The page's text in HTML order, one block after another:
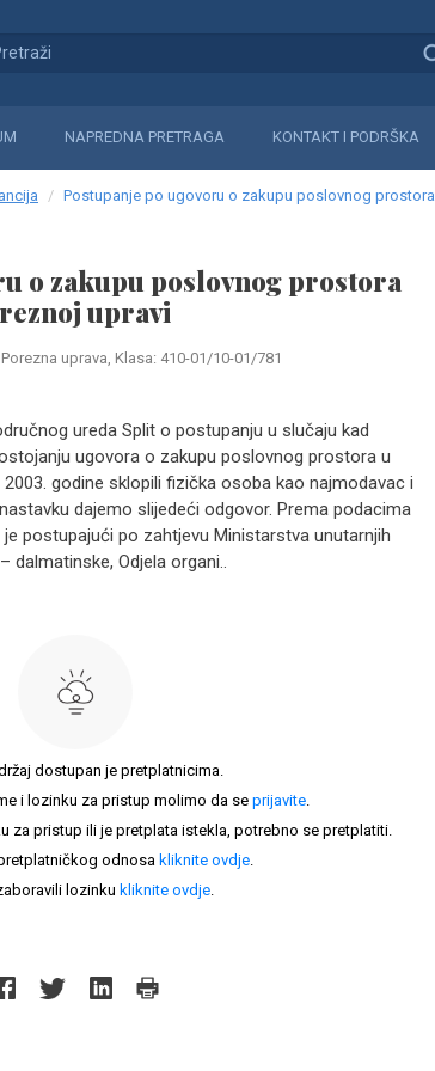
NAPREDNA PRETRAGA KONTAKT I PODRŠKA
Postupanje po ugovoru o zakupu poslovnog prostora
o zakupu poslovnog prostora
upravi
uprava, Klasa: 410-01/10-01/781
ureda Split o postupanju u slučaju kad
ugovora o zakupu poslovnog prostora u
godine sklopili fizička osoba kao najmodavac i
dajemo slijedeći odgovor. Prema podacima
postupajući po zahtjevu Ministarstva unutarnjih
dalmatinske, Odjela organi..
dostupan je pretplatnicima.
i lozinku za pristup molimo da se prijavite.
za pristup ili je pretplata istekla, potrebno se pretplatiti.
odnosa kliknite ovdje.
lozinku kliknite ovdje.